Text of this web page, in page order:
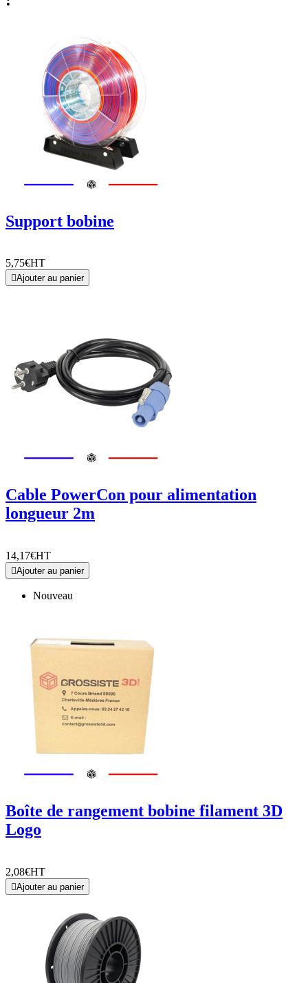
Support bobine
5,75€HT
Ajouter au panier
Cable PowerCon pour alimentation
longueur 2m
14,17€HT
Ajouter au panier
Nouveau
Boîte de rangement bobine filament 3D
Logo
2,08€HT
Ajouter au panier